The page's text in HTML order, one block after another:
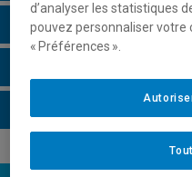
Horaire - Été 2026
d’analyser les statistiques
pouvez personnaliser votre
« Préférences ».